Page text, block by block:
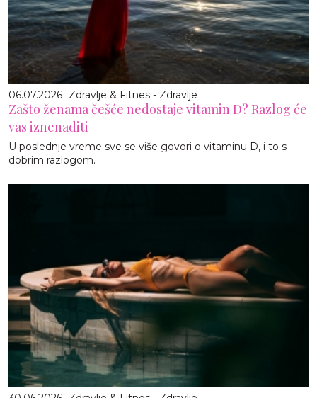
06.07.2026 Zdravlje & Fitnes - Zdravlje
Zašto ženama češće nedostaje vitamin D? Razlog će
vas iznenaditi
U poslednje vreme sve se više govori o vitaminu D, i to s
dobrim razlogom.